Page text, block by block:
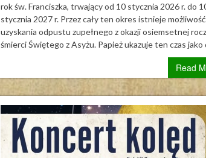
rok św. Franciszka, trwający od 10 stycznia 2026 r. do
stycznia 2027 r. Przez cały ten okres istnieje możliwość
uzyskania odpustu zupełnego z okazji osiemsetnej
śmierci Świętego z Asyżu. Papież ukazuje ten czas jako
Read